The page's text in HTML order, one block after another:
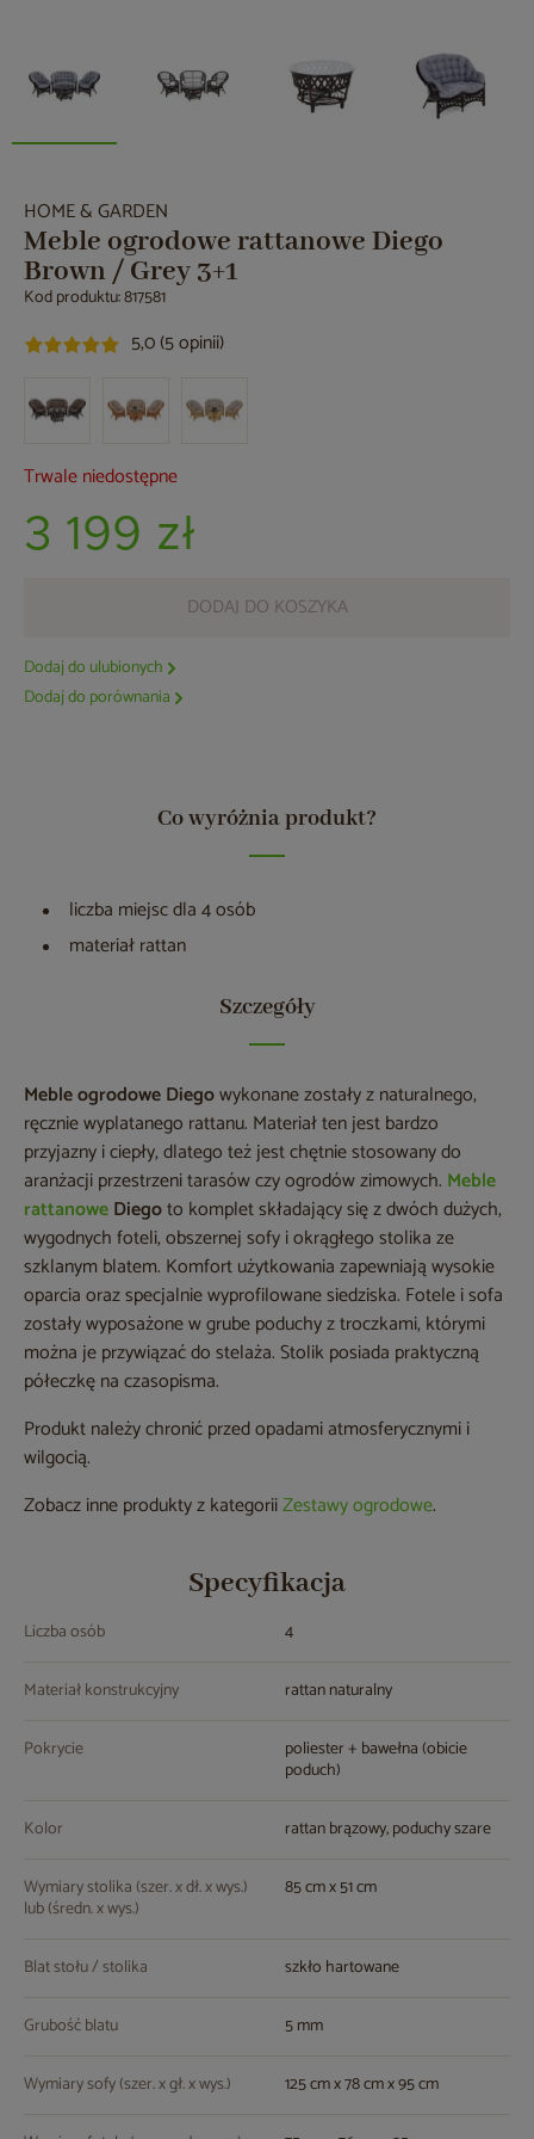
HOME & GARDEN
Meble ogrodowe rattanowe Diego
Brown / Grey 3+1
Kod produktu: 817581
5,0 (5 opinii)
Trwale niedostępne
3 199 zł
DODAJ DO KOSZYKA
Dodaj do ulubionych
Dodaj do porównania
Co wyróżnia produkt?
liczba miejsc dla 4 osób
materiał rattan
Szczegóły
Meble ogrodowe Diegowykonane zostały z naturalnego,
ręcznie wyplatanego rattanu. Materiał ten jest bardzo
przyjazny i ciepły, dlatego też jest chętnie stosowany do
aranżacji przestrzeni tarasów czy ogrodów zimowych. Meble
rattanoweDiegoto komplet składający się z dwóch dużych,
wygodnych foteli, obszernej sofy i okrągłego stolika ze
szklanym blatem. Komfort użytkowania zapewniają wysokie
oparcia oraz specjalnie wyprofilowane siedziska. Fotele i sofa
zostały wyposażone w grube poduchy z troczkami, którymi
można je przywiązać do stelaża. Stolik posiada praktyczną
półeczkę na czasopisma.
Produkt należy chronić przed opadami atmosferycznymi i
wilgocią.
Zobacz inne produkty z kategoriiZestawy ogrodowe.
Specyfikacja
Liczba osób 4
Materiał konstrukcyjny rattan naturalny
Pokrycie poliester + bawełna (obicie
poduch)
Kolor rattan brązowy, poduchy szare
Wymiary stolika (szer. x dł. x wys.)
lub (średn. x wys.)
85 cm x 51 cm
Blat stołu / stolika szkło hartowane
Grubość blatu 5 mm
Wymiary sofy (szer. x gł. x wys.) 125 cm x 78 cm x 95 cm